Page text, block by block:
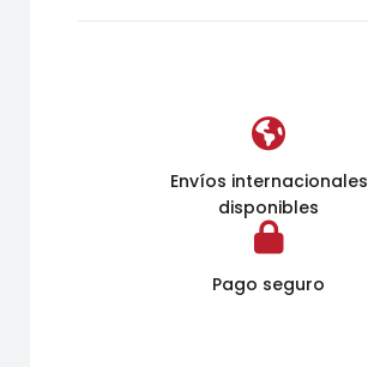
Envíos internacionales
disponibles
Pago seguro